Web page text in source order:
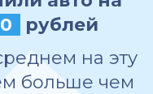
рублей
на эту
больше чем